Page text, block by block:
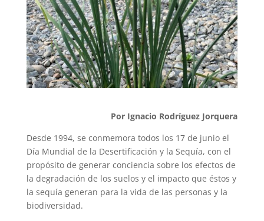
Por Ignacio Rodríguez Jorquera
Desde 1994, se conmemora todos los 17 de junio el
Día Mundial de la Desertificación y la Sequía, con el
propósito de generar conciencia sobre los efectos de
la degradación de los suelos y el impacto que éstos y
la sequía generan para la vida de las personas y la
biodiversidad.